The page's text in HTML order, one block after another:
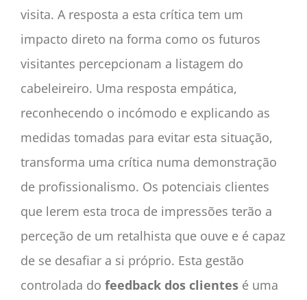
visita. A resposta a esta crítica tem um
impacto direto na forma como os futuros
visitantes percepcionam a listagem do
cabeleireiro. Uma resposta empática,
reconhecendo o incómodo e explicando as
medidas tomadas para evitar esta situação,
transforma uma crítica numa demonstração
de profissionalismo. Os potenciais clientes
que lerem esta troca de impressões terão a
perceção de um retalhista que ouve e é capaz
de se desafiar a si próprio. Esta gestão
controlada do feedback dos clientes é uma